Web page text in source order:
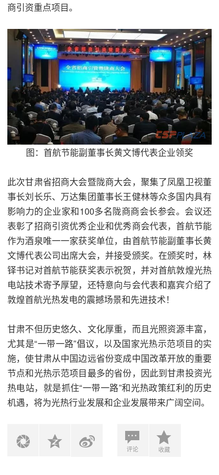
商引资重点项目。
图：首航节能副董事长黄文博代表企业领奖
此次甘肃省招商大会暨陇商大会，聚集了凤凰卫视董
事长刘长乐、万达集团董事长王健林等众多国内具有
影响力的企业家和100多名陇商商会长参会。会议还
表彰了招商引资优秀企业和优秀商会代表，首航节能
作为酒泉唯一一家获奖单位，由首航节能副董事长黄
文博代表公司出席大会，并接受颁奖。在颁奖时，林
铎书记对首航节能获奖表示祝贺，并对首航敦煌光热
电站技术寄予厚望，还特意向与会代表和嘉宾介绍了
敦煌首航光热发电的震撼场景和先进技术！
甘肃不但历史悠久、文化厚重，而且光照资源丰富，
尤其是“一带一路”倡议，以及国家光热示范项目的实
施，使甘肃从中国边远省份变成中国改革开放的重要
节点和光热示范项目最多的省份，因此到甘肃投资光
热电站，就是抓住“一带一路”和光热政策红利的历史
机遇，将为光热行业发展和企业发展带来广阔空间。
评论 收藏